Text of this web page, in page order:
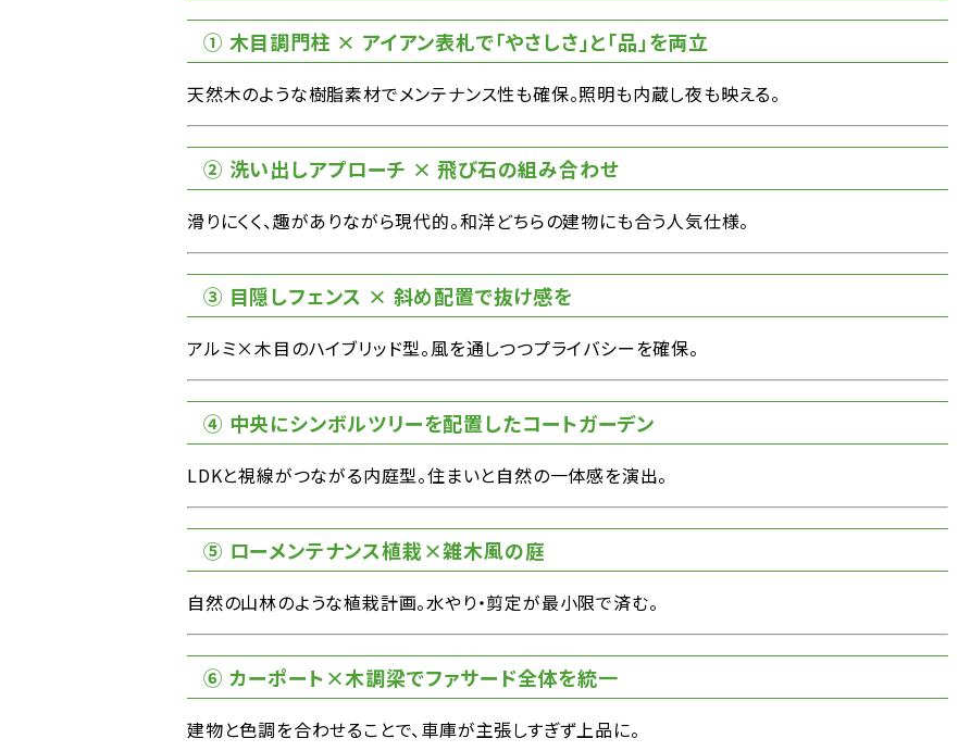
① 木目調門柱 × アイアン表札で「やさしさ」と「品」を両立
天然木のような樹脂素材でメンテナンス性も確保。照明も内蔵し夜も映える。
② 洗い出しアプローチ × 飛び石の組み合わせ
滑りにくく、趣がありながら現代的。和洋どちらの建物にも合う人気仕様。
③ 目隠しフェンス × 斜め配置で抜け感を
アルミ×木目のハイブリッド型。風を通しつつプライバシーを確保。
④ 中央にシンボルツリーを配置したコートガーデン
LDKと視線がつながる内庭型。住まいと自然の一体感を演出。
⑤ ローメンテナンス植栽×雑木風の庭
自然の山林のような植栽計画。水やり・剪定が最小限で済む。
⑥ カーポート×木調梁でファサード全体を統一
建物と色調を合わせることで、車庫が主張しすぎず上品に。